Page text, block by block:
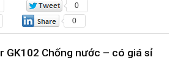
0
0
GK102 Chống nước – có giá sỉ